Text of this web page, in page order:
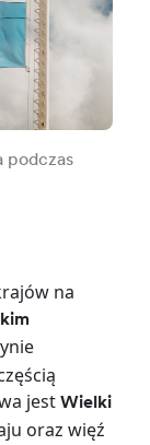
podczas
na
jestWielki
oraz więź